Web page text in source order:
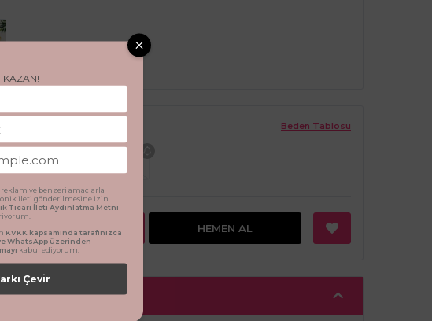
Beden Tablosu
18 Ay
SEPETE EKLE HEMEN AL
KAZAN!
reklam ve benzeri amaçlarla
ileti gönderilmesine izin
Ticari İleti Aydınlatma Metni
KVKK kapsamında tarafınızca
WhatsApp üzerinden
kabul ediyorum.
Çevir